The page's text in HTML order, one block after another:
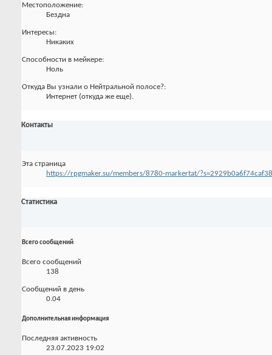
Местоположение:
Бездна
Интересы:
Никаких
Способности в мейкере:
Ноль
Откуда Вы узнали о Нейтральной полосе?:
Интернет (откуда же еще).
Контакты
Эта страница
https://rpgmaker.su/members/8780-markertat/
Статистика
Всего сообщений
Всего сообщений
138
Сообщений в день
0.04
Дополнительная информация
Последняя активность
23.07.2023 19:02